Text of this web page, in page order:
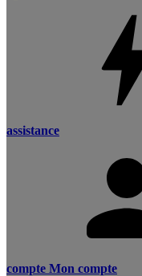
assistance
compte Mon compte